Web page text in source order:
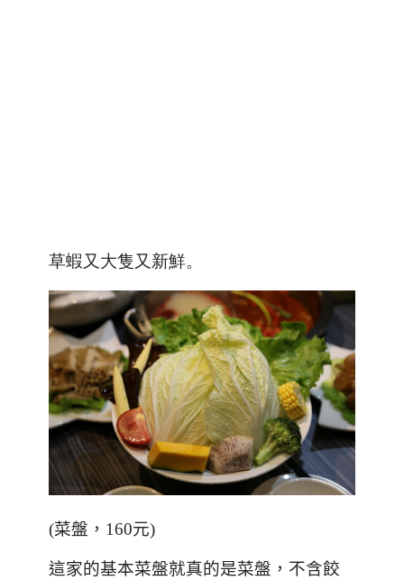
草蝦又大隻又新鮮。
(菜盤，160元)
這家的基本菜盤就真的是菜盤，不含餃